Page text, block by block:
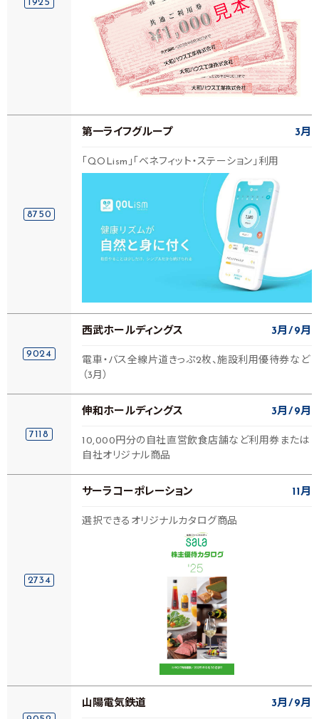
1925
8750
第一ライフグループ 3月
「QOLism」「ベネフィット・ステーション」利用
9024
西武ホールディングス 3月 9月
電車・バス全線片道きっぷ2枚、施設利用優待券など
（3月）
7118
伸和ホールディングス 3月 9月
10,000円分の自社直営飲食店舗など利用券または
自社オリジナル商品
2734
サーラコーポレーション 11月
選択できるオリジナルカタログ商品
山陽電気鉄道 3月 9月